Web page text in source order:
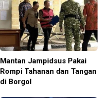
Mantan Jampidsus Pakai
Rompi Tahanan dan Tangan
di Borgol